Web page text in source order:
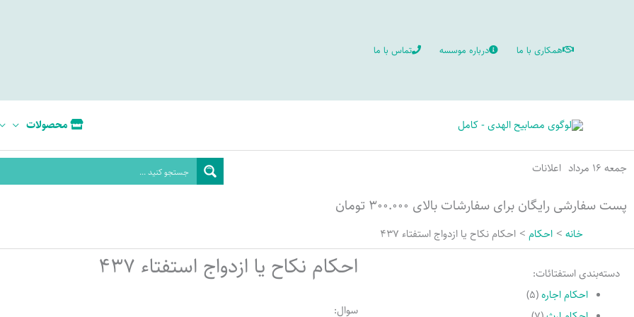
همکاری با ما درباره موسسه تماس با ما
محصولات
جمعه ۱۶ مرداد اعلانات
پست سفارشی رایگان برای سفارشات بالای ۳۰۰.۰۰۰ تومان
خانه احکام احكام نكاح يا ازدواج استفتاء 437
دسته‌بندی استفتائات:
احکام اجاره(۵)
احکام نکاح یا ازدواج استفتاء 437
سوال: